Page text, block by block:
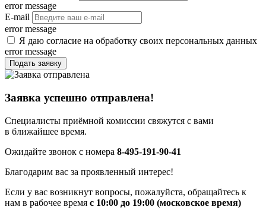
error message
E-mail
error message
Я даю согласие на обработку своих персональных данных
error message
Подать заявку
Заявка успешно отправлена!
Специалисты приёмной комиссии свяжутся с вами
в ближайшее время.
Ожидайте звонок с номера 8-495-191-90-41
Благодарим вас за проявленный интерес!
Если у вас возникнут вопросы, пожалуйста, обращайтесь к
нам в рабочее время с 10:00 до 19:00 (московское время)